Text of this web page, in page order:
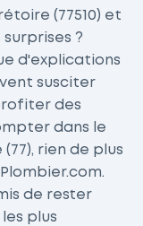
(77510) et
?
d'explications
susciter
des
dans le
rien de plus
de rester
plus